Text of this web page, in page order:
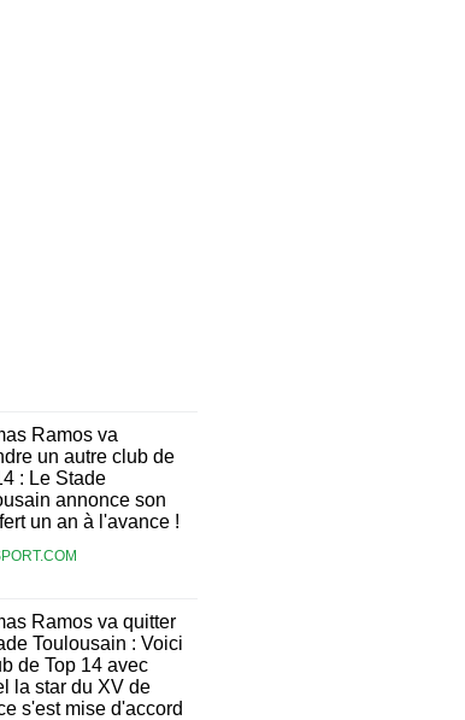
Ramos va
un autre club de
: Le Stade
annonce son
un an à l'avance !
Ramos va quitter
Toulousain : Voici
de Top 14 avec
la star du XV de
s'est mise d'accord